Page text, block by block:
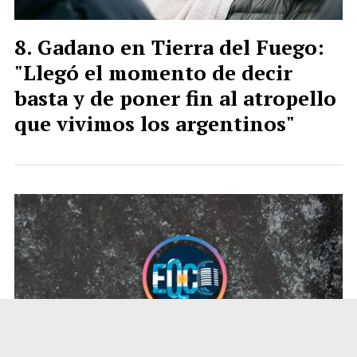
Gadano en Tierra del Fuego:
"Llegó el momento de decir
basta y de poner fin al atropello
que vivimos los argentinos"